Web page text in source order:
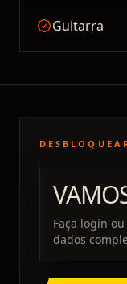
Guitarra
Faça login
dados